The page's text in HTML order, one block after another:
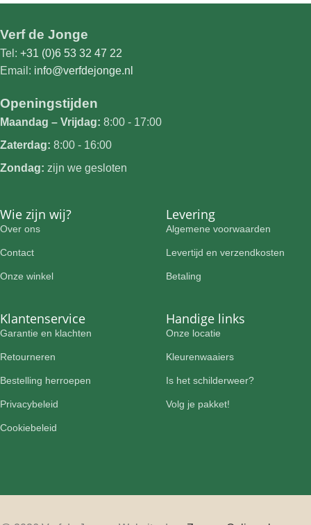
Verf de Jonge
Tel: +31 (0)6 53 32 47 22
Email: info@verfdejonge.nl
Openingstijden
Maandag – Vrijdag: 8:00 - 17:00
Zaterdag: 8:00 - 16:00
Zondag: zijn we gesloten
Wie zijn wij?
Over ons
Contact
Onze winkel
Levering
Algemene voorwaarden
Levertijd en verzendkosten
Betaling
Klantenservice
Garantie en klachten
Retourneren
Bestelling herroepen
Privacybeleid
Cookiebeleid
Handige links
Onze locatie
Kleurenwaaiers
Is het schilderweer?
Volg je pakket!